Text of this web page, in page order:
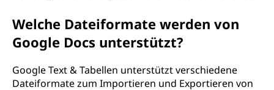
Welche Dateiformate werden von
Google Docs unterstützt?
Google Text & Tabellen unterstützt verschiedene
Dateiformate zum Importieren und Exportieren von